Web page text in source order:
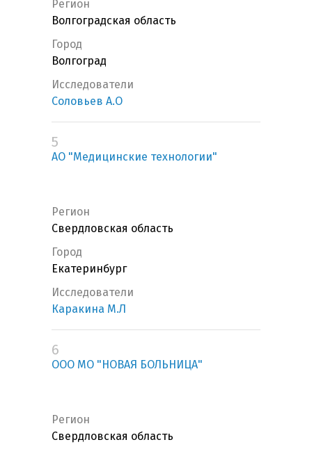
Регион
Волгоградская область
Город
Волгоград
Исследователи
Соловьев А.О
5
АО "Медицинские технологии"
Регион
Свердловская область
Город
Екатеринбург
Исследователи
Каракина М.Л
6
ООО МО "НОВАЯ БОЛЬНИЦА"
Регион
Свердловская область